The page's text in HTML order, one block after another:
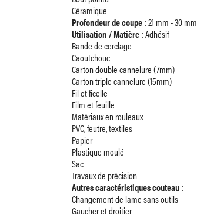
Céramique
Profondeur de coupe :21 mm - 30 mm
Utilisation / Matière :Adhésif
Bande de cerclage
Caoutchouc
Carton double cannelure (7mm)
Carton triple cannelure (15mm)
Fil et ficelle
Film et feuille
Matériaux en rouleaux
PVC, feutre, textiles
Papier
Plastique moulé
Sac
Travaux de précision
Autres caractéristiques couteau :
Changement de lame sans outils
Gaucher et droitier